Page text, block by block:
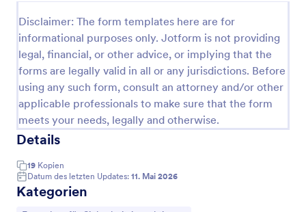
Disclaimer: The form templates here are for
informational purposes only. Jotform is not providing
legal, financial, or other advice, or implying that the
forms are legally valid in all or any jurisdictions. Before
using any such form, consult an attorney and/or other
applicable professionals to make sure that the form
meets your needs, legally and otherwise.
Details
19 Kopien
Datum des letzten Updates: 11. Mai 2026
Kategorien
Go to Category:
Formulare für Sicherheitsinspektionen
Vorlage verwenden
Vorschau